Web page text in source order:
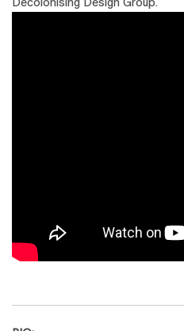
Decolonising Design Group.